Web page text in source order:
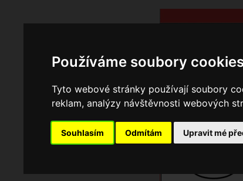
Používáme soubory
Tyto webové stránky používají soubory
reklam, analýzy návštěvnosti webových
Souhlasím Odmítám Upravit mé
Domů